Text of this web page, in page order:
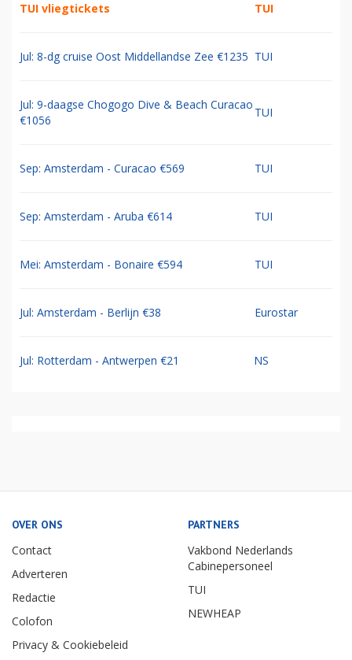
TUI vliegtickets TUI
Jul: 8-dg cruise Oost Middellandse Zee €1235 TUI
Jul: 9-daagse Chogogo Dive & Beach Curacao
€1056
TUI
Sep: Amsterdam - Curacao €569 TUI
Sep: Amsterdam - Aruba €614 TUI
Mei: Amsterdam - Bonaire €594 TUI
Jul: Amsterdam - Berlijn €38 Eurostar
Jul: Rotterdam - Antwerpen €21 NS
OVER ONS
Contact
Adverteren
Redactie
Colofon
Privacy & Cookiebeleid
PARTNERS
Vakbond Nederlands
Cabinepersoneel
TUI
NEWHEAP